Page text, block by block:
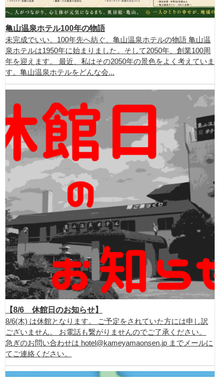
亀山温泉ホテル100年の物語
未完成でいい。100年先へ紡ぐ、亀山温泉ホテルの物語 亀山温
泉ホテルは1950年に始まりました。そして2050年、創業100周
年を迎えます。 最近、私はその2050年の景色をよく考えていま
す。亀山温泉ホテルをどんな会...
【8/6 休館日のお知らせ】
8/6(木) は休館となります。 ご予定をされていた方には申し訳
ございません。 お電話も繋がりませんのでご了承ください。
急ぎのお問い合わせは hotel@kameyamaonsen.jp までメールに
てご連絡ください。